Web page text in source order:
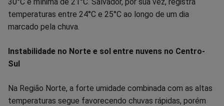
temperaturas entre 24°C e 25°C ao longo de um dia
marcado pela chuva.
Instabilidade no Norte e sol entre nuvens no Centro-
Sul
Na Região Norte, a forte umidade combinada com as altas
temperaturas segue favorecendo chuvas rápidas, porém